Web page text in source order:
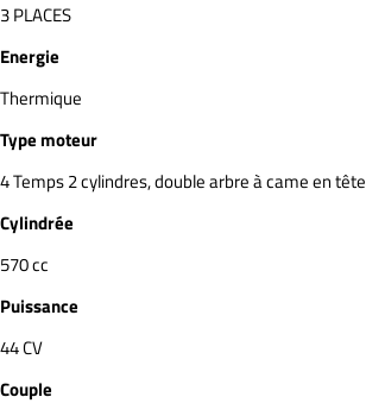
3 PLACES
Energie
Thermique
Type moteur
4 Temps 2 cylindres, double arbre à came en tête
Cylindrée
570 cc
Puissance
44 CV
Couple